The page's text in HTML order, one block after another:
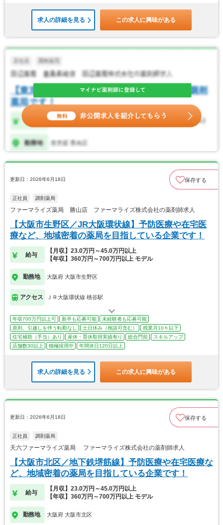
求人の詳細を見る この求人に興味がある
更新日：2026年6月18日 保存する
正社員 調剤薬局
ファーマライズ薬局 勝山店 ファーマライズ株式会社の薬剤師求人
【大阪市生野区／JR大阪環状線】予防医療や在宅医
療など、地域密着の薬局を目指している企業です！
給与
【月収】23.0万円～45.0万円以上
【年収】360万円～700万円以上 モデル
勤務地 大阪府 大阪市生野区
アクセス ＪＲ大阪環状線 桃谷駅
年収700万円以上可 新卒も応募可能
未経験者も応募可能
原則、引越しを伴う転勤なし
土日休み（相談可含む）
残業月10ｈ以下
住宅補助（手当）あり
産休・育休取得実績有り 総合門前
スキルアップ
店舗数30以上
積極採用中 年間休日120日以上
求人の詳細を見る この求人に興味がある
更新日：2026年6月18日 保存する
正社員 調剤薬局
天六ファーマライズ薬局 ファーマライズ株式会社の薬剤師求人
【大阪市北区／地下鉄堺筋線】予防医療や在宅医療な
ど、地域密着の薬局を目指している企業です！
給与
【月収】23.0万円～45.0万円以上
【年収】360万円～700万円以上 モデル
勤務地 大阪府 大阪市北区